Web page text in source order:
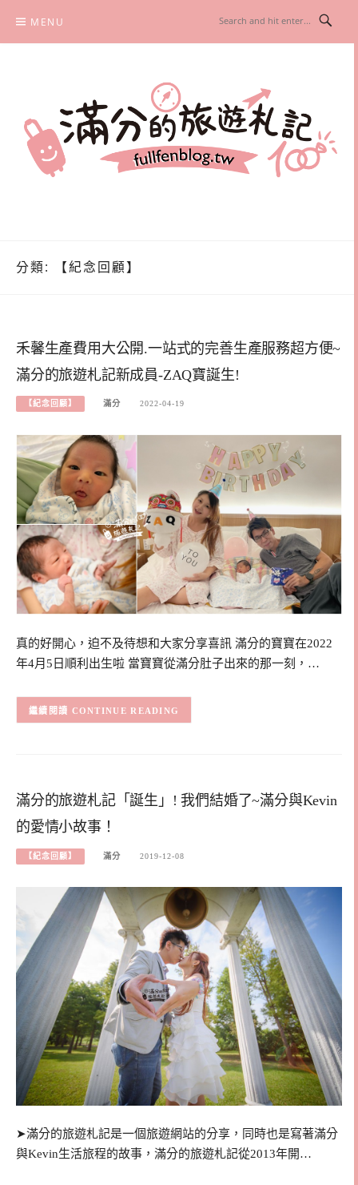
content
MENU
分類: 【紀念回顧】
禾馨生產費用大公開.一站式的完善生產服務超方便~
滿分的旅遊札記新成員-ZAQ寶誕生!
【紀念回顧】 滿分 2022-04-19
真的好開心，迫不及待想和大家分享喜訊 滿分的寶寶在2022
年4月5日順利出生啦 當寶寶從滿分肚子出來的那一刻，…
CONTINUE READING
滿分的旅遊札記「誕生」! 我們結婚了~滿分與Kevin
的愛情小故事！
【紀念回顧】 滿分 2019-12-08
➤滿分的旅遊札記是一個旅遊網站的分享，同時也是寫著滿分
與Kevin生活旅程的故事，滿分的旅遊札記從2013年開…